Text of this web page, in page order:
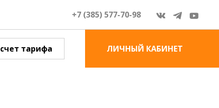
+7 (385) 577-70-98
тарифа ЛИЧНЫЙ КАБИНЕТ